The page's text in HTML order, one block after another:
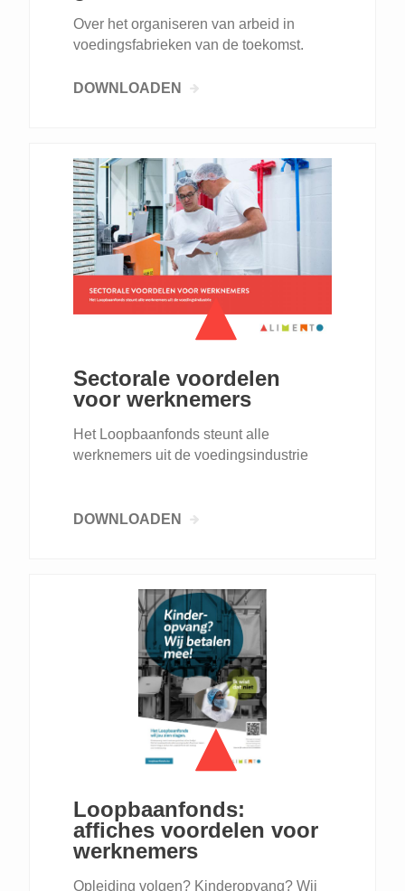
Over het organiseren van arbeid in
voedingsfabrieken van de toekomst.
DOWNLOADEN
Sectorale voordelen
voor werknemers
Het Loopbaanfonds steunt alle
werknemers uit de voedingsindustrie
DOWNLOADEN
Loopbaanfonds:
affiches voordelen voor
werknemers
Opleiding volgen? Kinderopvang? Wij